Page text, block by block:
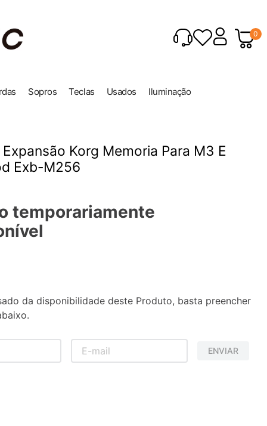
0
Sopros Teclas Usados Iluminação
Korg Memoria Para M3 E
Exb-M256
temporariamente
da disponibilidade deste Produto, basta preencher
ENVIAR